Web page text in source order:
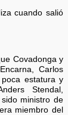
cuando salió
Covadonga y
Carlos
estatura y
Stendal,
ministro de
miembro del